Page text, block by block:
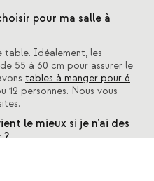
pour ma salle à
Idéalement, les
55 à 60 cm pour assurer le
tables à manger pour 6
12 personnes. Nous vous
le mieux si je n’ai des
?